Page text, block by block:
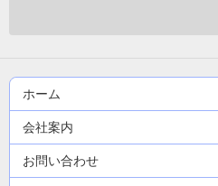
ホーム
会社案内
お問い合わせ